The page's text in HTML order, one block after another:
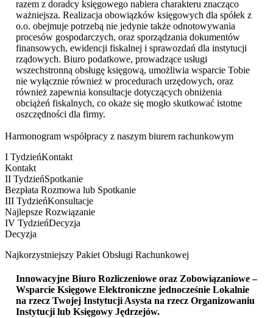
razem z doradcy księgowego nabiera charakteru znacząco
ważniejsza. Realizacja obowiązków księgowych dla spółek z
o.o. obejmuje potrzebą nie jedynie także odnotowywania
procesów gospodarczych, oraz sporządzania dokumentów
finansowych, ewidencji fiskalnej i sprawozdań dla instytucji
rządowych. Biuro podatkowe, prowadzące usługi
wszechstronną obsługę księgową, umożliwia wsparcie Tobie
nie wyłącznie również w procedurach urzędowych, oraz
również zapewnia konsultacje dotyczących obniżenia
obciążeń fiskalnych, co okaże się mogło skutkować istotne
oszczędności dla firmy.
Harmonogram współpracy z naszym biurem rachunkowym
I TydzieńKontakt
Kontakt
II TydzieńSpotkanie
Bezpłata Rozmowa lub Spotkanie
III TydzieńKonsultacje
Najlepsze Rozwiązanie
IV TydzieńDecyzja
Decyzja
Najkorzystniejszy Pakiet Obsługi Rachunkowej
Innowacyjne Biuro Rozliczeniowe oraz Zobowiązaniowe –
Wsparcie Księgowe Elektroniczne jednocześnie Lokalnie
na rzecz Twojej Instytucji Asysta na rzecz Organizowaniu
Instytucji lub Księgowy Jędrzejów.